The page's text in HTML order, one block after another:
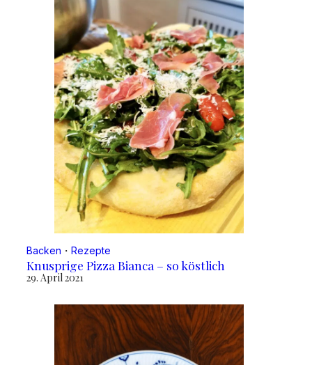
Backen ・ Rezepte
Knusprige Pizza Bianca – so köstlich
29. April 2021